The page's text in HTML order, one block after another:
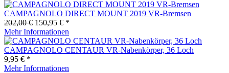
CAMPAGNOLO DIRECT MOUNT 2019 VR-Bremsen
202,00 € 150,95 € *
Mehr Informationen
CAMPAGNOLO CENTAUR VR-Nabenkörper, 36 Loch
9,95 € *
Mehr Informationen